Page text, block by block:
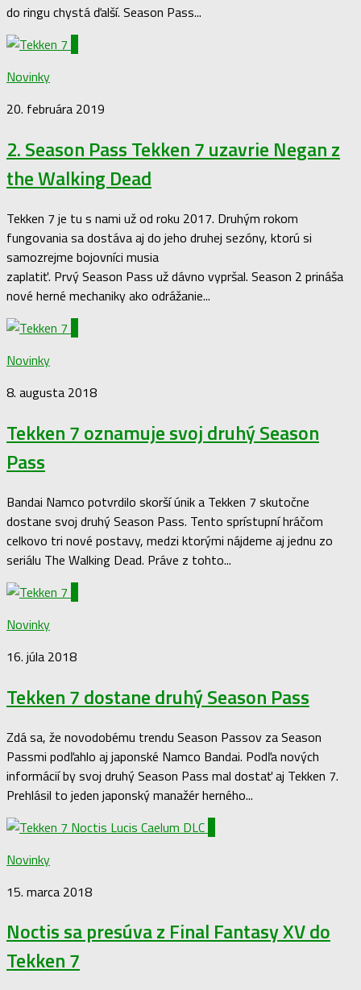
do ringu chystá ďalší. Season Pass...
Novinky
20. februára 2019
2. Season Pass Tekken 7 uzavrie Negan z
the Walking Dead
Tekken 7 je tu s nami už od roku 2017. Druhým rokom
fungovania sa dostáva aj do jeho druhej sezóny, ktorú si
samozrejme bojovníci musia
zaplatiť. Prvý Season Pass už dávno vypršal. Season 2 prináša
nové herné mechaniky ako odrážanie...
Novinky
8. augusta 2018
Tekken 7 oznamuje svoj druhý Season
Pass
Bandai Namco potvrdilo skorší únik a Tekken 7 skutočne
dostane svoj druhý Season Pass. Tento sprístupní hráčom
celkovo tri nové postavy, medzi ktorými nájdeme aj jednu zo
seriálu The Walking Dead. Práve z tohto...
Novinky
16. júla 2018
Tekken 7 dostane druhý Season Pass
Zdá sa, že novodobému trendu Season Passov za Season
Passmi podľahlo aj japonské Namco Bandai. Podľa nových
informácií by svoj druhý Season Pass mal dostať aj Tekken 7.
Prehlásil to jeden japonský manažér herného...
Novinky
15. marca 2018
Noctis sa presúva z Final Fantasy XV do
Tekken 7